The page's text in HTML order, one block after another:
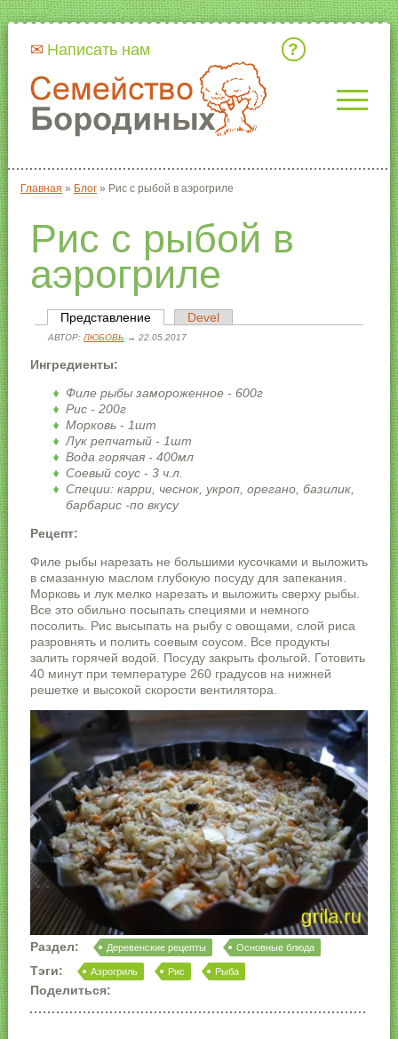
Написать нам
Вы здесь
Главная » Блог » Рис с рыбой в аэрогриле
Рис с рыбой в
аэрогриле
Главные вкладки
Представление(активная вкладка)
Devel
АВТОР: ЛЮБОВЬ → 22.05.2017
Ингредиенты:
Филе рыбы замороженное - 600г
Рис - 200г
Морковь - 1шт
Лук репчатый - 1шт
Вода горячая - 400мл
Соевый соус - 3 ч.л.
Специи: карри, чеснок, укроп, орегано, базилик,
барбарис -по вкусу
Рецепт:
Филе рыбы нарезать не большими кусочками и выложить
в смазанную маслом глубокую посуду для запекания.
Морковь и лук мелко нарезать и выложить сверху рыбы.
Все это обильно посыпать специями и немного
посолить. Рис высыпать на рыбу с овощами, слой риса
разровнять и полить соевым соусом. Все продукты
залить горячей водой. Посуду закрыть фольгой. Готовить
40 минут при температуре 260 градусов на нижней
решетке и высокой скорости вентилятора.
Раздел: Деревенские рецепты Основные блюда
Тэги: Аэрогриль Рис Рыба
Поделиться: